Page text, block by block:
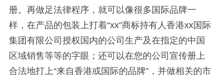
册。再做足法律程序，就可以像很多国际品牌一
样，在产品的包装上打着“xx”商标持有人香港xx国际
集团有限公司授权国内的公司生产及在指定的中国
区域销售等等的字眼；还可以在您的公司宣传册上
合法地打上“来自香港或国际的品牌”，并做相关的市